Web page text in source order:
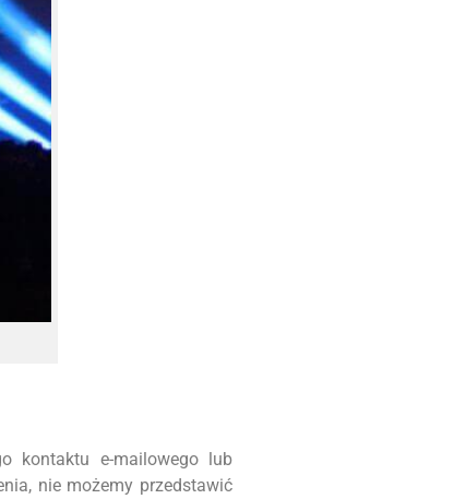
kontaktu e-mailowego lub
nie możemy przedstawić